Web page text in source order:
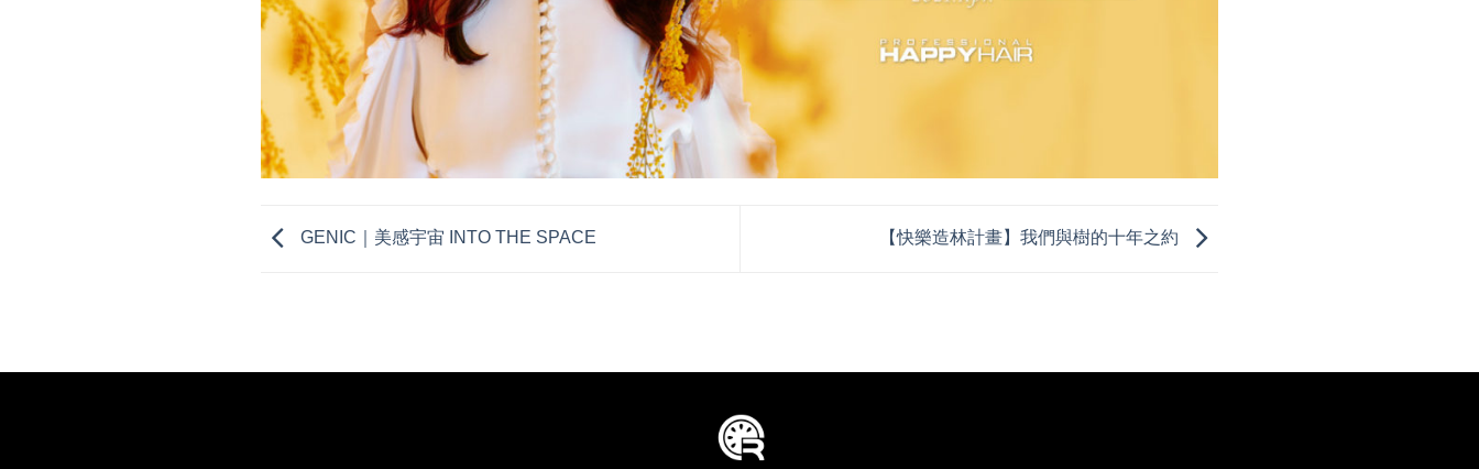
GENIC｜美感宇宙 INTO THE SPACE 【快樂造林計畫】我們與樹的十年之約